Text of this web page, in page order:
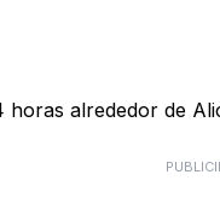
alrededor de